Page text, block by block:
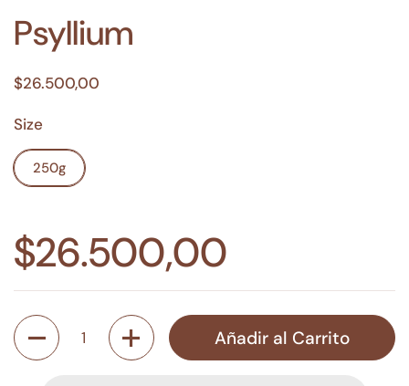
Psyllium
$26.500,00
Size
250g
$26.500,00
Cantidad
Añadir al Carrito